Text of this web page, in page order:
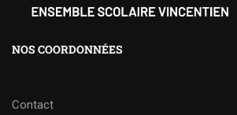
NOS COORDONNÉES
Contact